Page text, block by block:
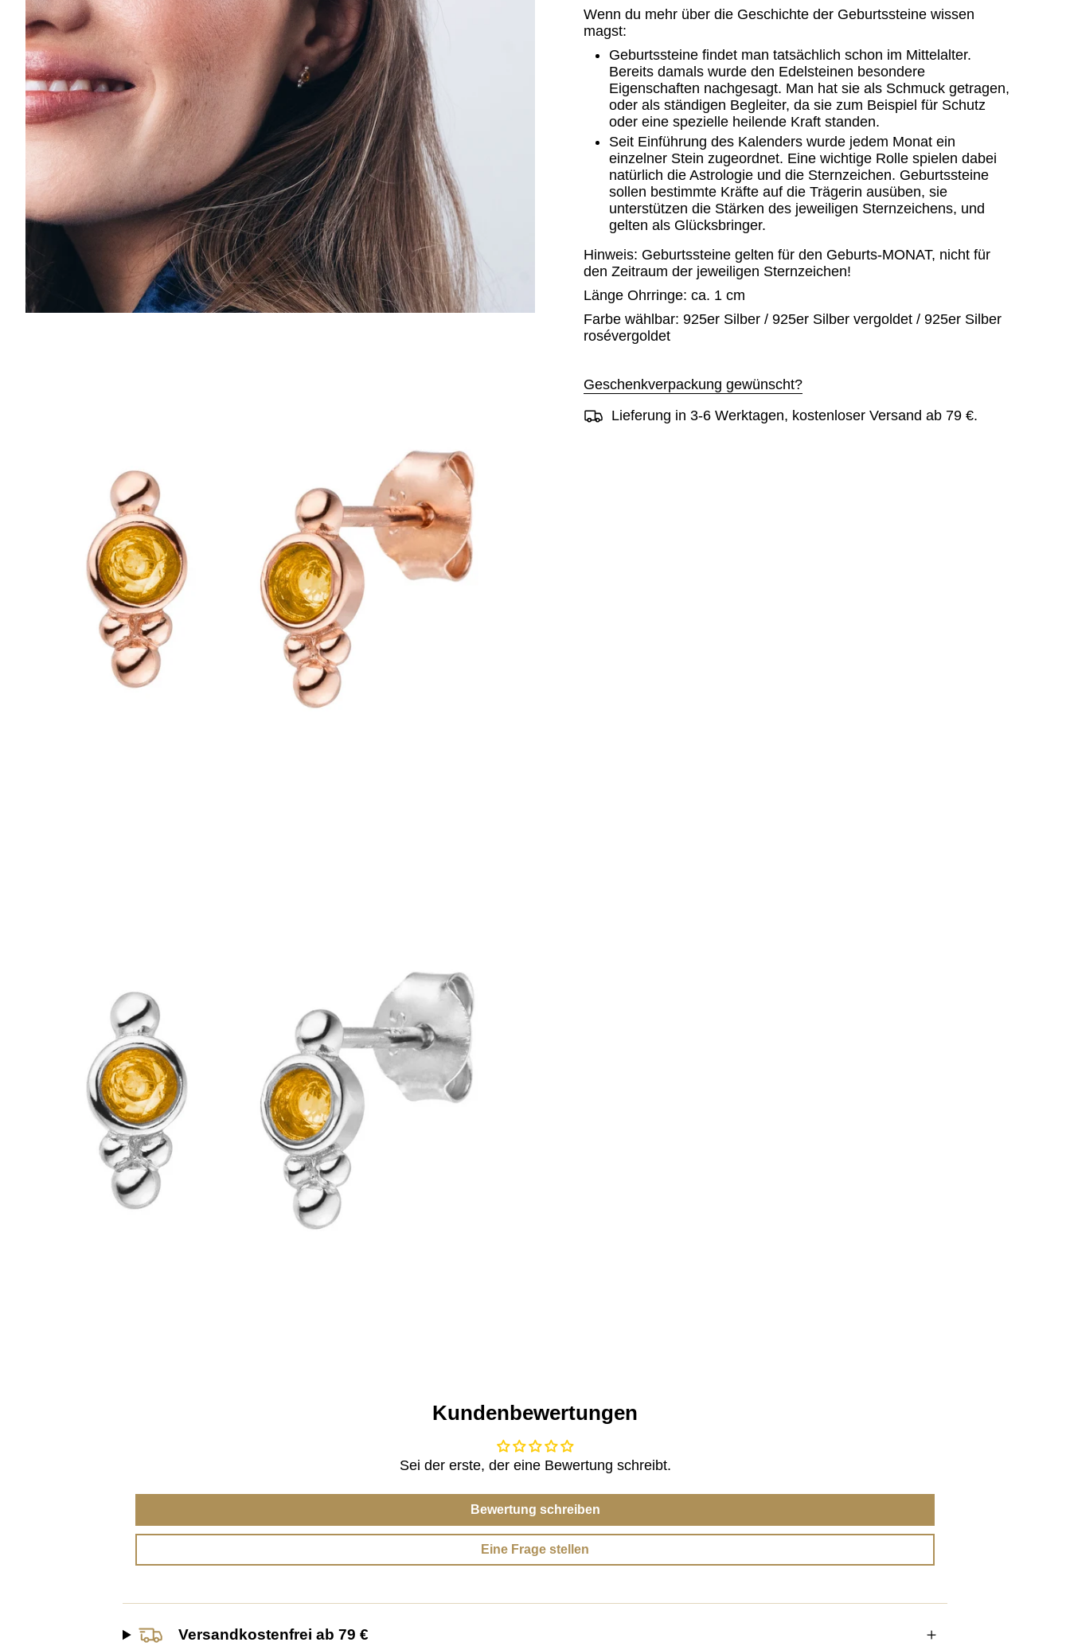
Wenn du mehr über die Geschichte der Geburtssteine wissen
magst:
Geburtssteine findet man tatsächlich schon im Mittelalter.
Bereits damals wurde den Edelsteinen besondere
Eigenschaften nachgesagt. Man hat sie als Schmuck getragen,
oder als ständigen Begleiter, da sie zum Beispiel für Schutz
oder eine spezielle heilende Kraft standen.
Seit Einführung des Kalenders wurde jedem Monat ein
einzelner Stein zugeordnet. Eine wichtige Rolle spielen dabei
natürlich die Astrologie und die Sternzeichen. Geburtssteine
sollen bestimmte Kräfte auf die Trägerin ausüben, sie
unterstützen die Stärken des jeweiligen Sternzeichens, und
gelten als Glücksbringer.
Hinweis: Geburtssteine gelten für den Geburts-MONAT, nicht für
den Zeitraum der jeweiligen Sternzeichen!
Länge Ohrringe: ca. 1 cm
Farbe wählbar: 925er Silber / 925er Silber vergoldet / 925er Silber
rosévergoldet
Geschenkverpackung gewünscht?
Lieferung in 3-6 Werktagen, kostenloser Versand ab 79 €.
Kundenbewertungen
Sei der erste, der eine Bewertung schreibt.
Bewertung schreiben
Eine Frage stellen
Versandkostenfrei ab 79 €